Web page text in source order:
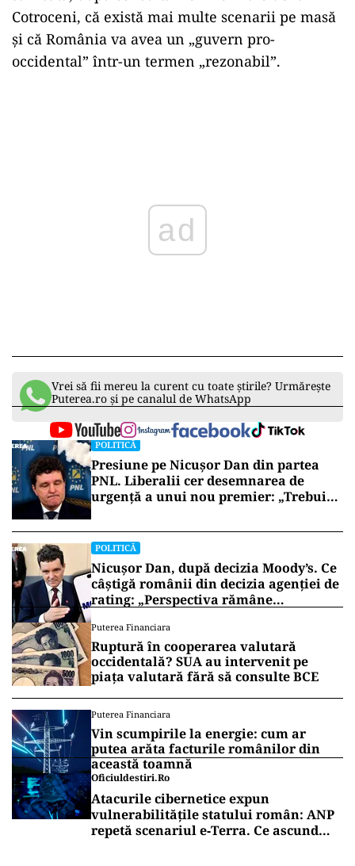
Cotroceni, că există mai multe scenarii pe masă
și că România va avea un „guvern pro-
occidental” într-un termen „rezonabil”.
ad
Vrei să fii mereu la curent cu toate știrile? Urmărește
Puterea.ro și pe canalul de WhatsApp
POLITICĂ
Presiune pe Nicușor Dan din partea
PNL. Liberalii cer desemnarea de
urgență a unui nou premier: „Trebuie
POLITICĂ
Nicușor Dan, după decizia Moody’s. Ce
câștigă românii din decizia agenției de
rating: „Perspectiva rămâne
Puterea Financiara
Ruptură în cooperarea valutară
occidentală? SUA au intervenit pe
piața valutară fără să consulte BCE
Puterea Financiara
Vin scumpirile la energie: cum ar
putea arăta facturile românilor din
această toamnă
Oficiuldestiri.ro
Atacurile cibernetice expun
vulnerabilitățile statului român: ANP
repetă scenariul e‑Terra. Ce ascund